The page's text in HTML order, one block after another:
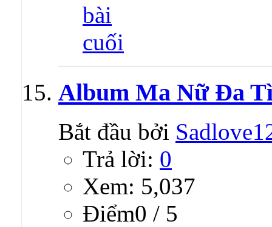
Album Ma Nữ Đa
Bắt đầu bởi
Trả lời: 0
Xem: 5,037
Ðiểm0 / 5